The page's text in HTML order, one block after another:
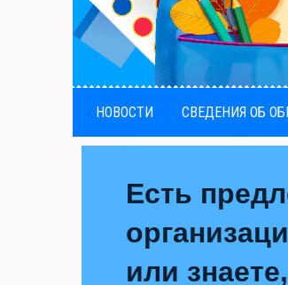
НОВОСТИ СВЕДЕНИЯ ОБ
Есть
или